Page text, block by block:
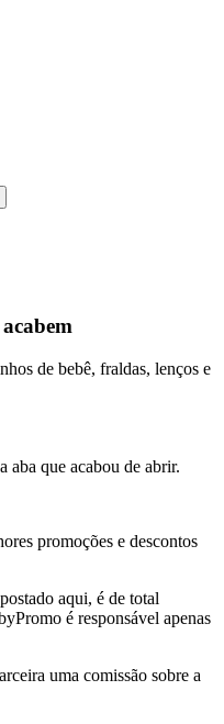
de bebê, fraldas, lenços e
aba que acabou de abrir.
promoções e descontos
aqui, é de total
é responsável apenas
uma comissão sobre a